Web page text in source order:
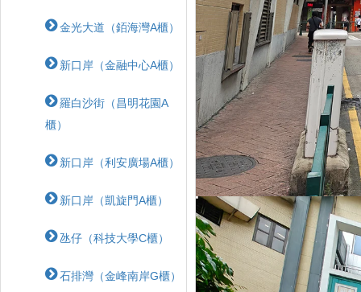
金光大道（銆海灣A櫃）
新口岸（金融中心A櫃）
羅白沙街（昌明花園A
櫃）
新口岸（利安廣場A櫃）
新口岸（凱旋門A櫃）
氹仔（科技大學C櫃）
石排灣（金峰南岸G櫃）